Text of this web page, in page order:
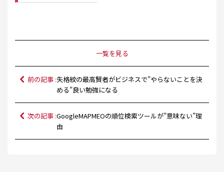
一覧を見る
前の記事 :失格紋の最高賢者がビジネスで”やらないことを決
める”良い勉強になる
次の記事 :GoogleMAPMEOの順位検索ツールが”意味ない”理
由